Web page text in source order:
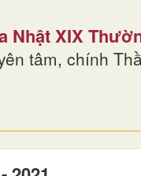
Nhật XIX
tâm, chính